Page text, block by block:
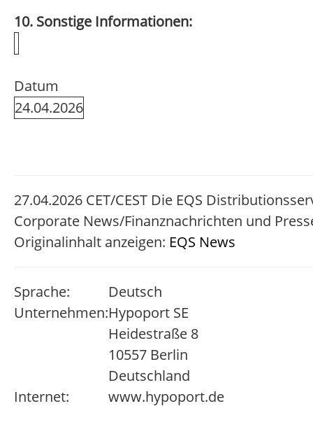
10. Sonstige Informationen:
Datum
24.04.2026
27.04.2026 CET/CEST Die EQS
Corporate News/Finanznachrichten und
Originalinhalt anzeigen: EQS News
Sprache:
Deutsch
Unternehmen:Hypoport SE
Heidestraße 8
10557 Berlin
Deutschland
Internet:
www.hypoport.de